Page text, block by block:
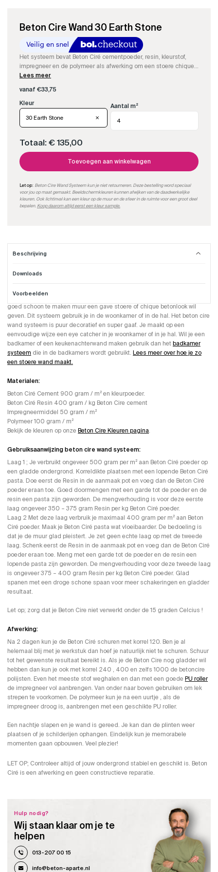
Beton Cire Wand 30 Earth Stone
Het systeem bevat Beton Ciré cementpoeder, resin, kleurstof,
impregneer en de polymeer als afwerking om een stoere chique
eye-catcher te maken in je woonkamer of hal.
Lees meer
vanaf €33,75
30 Earth Stone
Aantal m²
Totaal: € 135,00
Toevoegen aan winkelwagen
Let op: Beton Cire Wand Systeem kun je niet retourneren. Deze bestelling word speciaal
voor jou op maat gemaakt. Beeldschermkleuren kunnen afwijken van de daadwerkelijke
kleuren. Ook lichtinval kan een kleur op de muur en de sfeer in de ruimte voor een groot deel
bepalen. Koop daarom altijd eerst een kleur sample.
Beschrijving
Downloads
Voorbeelden
Beton Cire wand systeem
Dit Beton Ciré wand systeem gebruik je wanneer je geen waterdichte of
goed schoon te maken muur een gave stoere of chique betonlook wil
geven. Dit systeem gebruik je in de woonkamer of in de hal. Het beton cire
wand systeem is puur decoratief en super gaaf. Je maakt op een
eenvoudige wijze een eye catcher in je woonkamer of in je hal. Wil je een
badkamer of een keukenachterwand maken gebruik dan hetbadkamer
systeem die in de badkamers wordt gebruikt. Lees meer over hoe je zo
een stoere wand maakt.
Materialen:
Beton Ciré Cement 900 gram / m² en kleurpoeder.
Beton Ciré Resin 400 gram / kg Beton Cire cement
Impregneermiddel 50 gram / m²
Polymeer 100 gram / m²
Bekijk de kleuren op onze Beton Cire Kleuren pagina.
Gebruiksaanwijzing beton cire wand systeem:
Laag 1 ; Je verbruikt ongeveer 500 gram per m² aan Beton Ciré poeder op
een gladde ondergrond. Korreldikte plaatsen met een lopende Beton Ciré
pasta. Doe eerst de Resin in de aanmaak pot en voeg dan de Beton Ciré
poeder eraan toe. Goed doormengen met een garde tot de poeder en de
resin een pasta zijn geworden. De mengverhouding is voor deze eerste
laag ongeveer 350 – 375 gram Resin per kg Beton Ciré poeder.
Laag 2 Met deze laag verbruik je maximaal 400 gram per m² aan Beton
Ciré poeder. Maak je Beton Ciré pasta wat vloeibaarder. De bedoeling is
dat je de muur glad pleistert. Je zet geen echte laag op met de tweede
laag. Schenk eerst de Resin in de aanmaak pot en voeg dan de Beton Ciré
poeder eraan toe. Meng met een garde tot de poeder en de resin een
lopende pasta zijn geworden. De mengverhouding voor deze tweede laag
is ongeveer 375 – 400 gram Resin per kg Beton Ciré poeder. Glad
spanen met een droge schone spaan voor meer schakeringen en gladder
resultaat.
Let op; zorg dat je Beton Cire niet verwerkt onder de 15 graden Celcius !
Afwerking:
Na 2 dagen kun je de Beton Ciré schuren met korrel 120. Ben je al
helemaal blij met je werkstuk dan hoef je natuurlijk niet te schuren. Schuur
tot het gewenste resultaat bereikt is. Als je de Beton Cire nog gladder wil
hebben dan kun je ook met korrel 240 , 400 en zelfs 1000 de betoncire
polijsten. Even het meeste stof weghalen en dan met een goede PU roller
de impregneer vol aanbrengen. Van onder naar boven gebruiken om lek
strepen te voorkomen. De polymeer kun je na een uurtje , als de
impregneer droog is, aanbrengen met een geschikte PU roller.
Een nachtje slapen en je wand is gereed. Je kan dan de plinten weer
plaatsen of je schilderijen ophangen. Eindelijk kun je memorabele
momenten gaan opbouwen. Veel plezier!
LET OP; Controleer altijd of jouw ondergrond stabiel en geschikt is. Beton
Ciré is een afwerking en geen constructieve reparatie.
Hulp nodig?
Wij staan klaar om je te
helpen
013-207 00 15
info@beton-aparte.nl